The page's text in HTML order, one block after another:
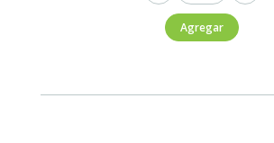
Tallarín
400g
Agregar